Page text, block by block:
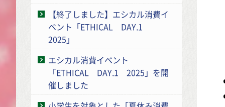
【終了しました】エシカル消費イ
ベント「ETHICAL DAY.1
2025」
エシカル消費イベント
「ETHICAL DAY.1 2025」を開
催しました